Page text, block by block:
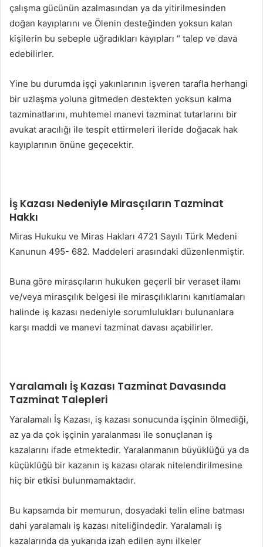
çalışma gücünün azalmasından ya da yitirilmesinden
doğan kayıplarını ve Ölenin desteğinden yoksun kalan
kişilerin bu sebeple uğradıkları kayıpları “ talep ve dava
edebilirler.
Yine bu durumda işçi yakınlarının işveren tarafla herhangi
bir uzlaşma yoluna gitmeden destekten yoksun kalma
tazminatlarını, muhtemel manevi tazminat tutarlarını bir
avukat aracılığı ile tespit ettirmeleri ileride doğacak hak
kayıplarının önüne geçecektir.
İş Kazası Nedeniyle Mirasçıların Tazminat
Hakkı
Miras Hukuku ve Miras Hakları 4721 Sayılı Türk Medeni
Kanunun 495- 682. Maddeleri arasındaki düzenlenmiştir.
Buna göre mirasçıların hukuken geçerli bir veraset ilamı
ve/veya mirasçılık belgesi ile mirasçılıklarını kanıtlamaları
halinde iş kazası nedeniyle sorumlulukları bulunanlara
karşı maddi ve manevi tazminat davası açabilirler.
Yaralamalı İş Kazası Tazminat Davasında
Tazminat Talepleri
Yaralamalı İş Kazası, iş kazası sonucunda işçinin ölmediği,
az ya da çok işçinin yaralanması ile sonuçlanan iş
kazalarını ifade etmektedir. Yaralanmanın büyüklüğü ya da
küçüklüğü bir kazanın iş kazası olarak nitelendirilmesine
hiç bir etkisi bulunmamaktadır.
Bu kapsamda bir memurun, dosyadaki telin eline batması
dahi yaralamalı iş kazası niteliğindedir. Yaralamalı iş
kazalarında da yukarıda izah edilen aynı ilkeler